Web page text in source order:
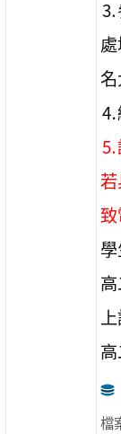
⒊
名
⒋
⒌
致
學
檔